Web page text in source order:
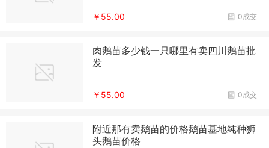
0成交
￥55.00
肉鹅苗多少钱一只哪里有卖四川鹅苗批
发
0成交
￥55.00
附近那有卖鹅苗的价格鹅苗基地纯种狮
头鹅苗价格